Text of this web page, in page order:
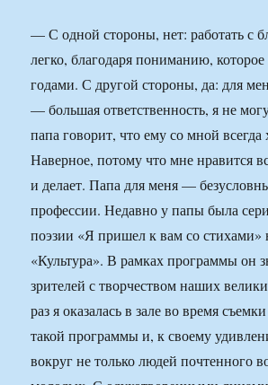
— С одной стороны, нет: работать с
легко, благодаря пониманию,
годами. С другой стороны, да: для
— большая ответственность, я не
папа говорит, что ему со мной всегда
Наверное, потому что мне нравится
и делает. Папа для меня —
профессии. Недавно у папы была
поэзии «Я пришел к вам со стихами»
«Культура». В рамках программы он
зрителей с творчеством наших
раз я оказалась в зале во время
такой программы и, к своему
вокруг не только людей почтенного